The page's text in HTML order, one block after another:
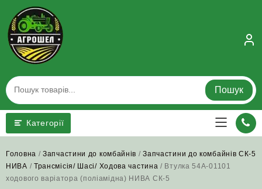
content
Пошук
Категорії
Головна /Запчастини до комбайнів /Запчастини до комбайнів СК-5
НИВА / Трансмісія/ Шасі/ Ходова частина / Втулка 54А-01101
ходового варіатора (поліамідна) НИВА СК-5